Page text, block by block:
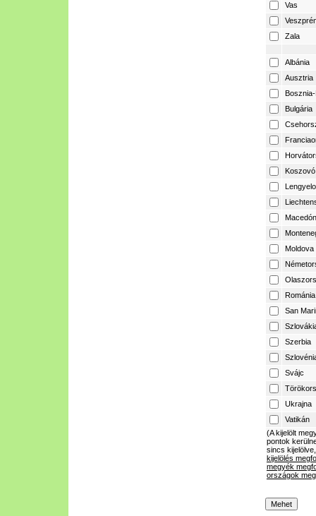
Vas
Zala
Albánia
Ausztria
Bulgária
Koszovó
Moldova
Románia
San
Szerbia
Svájc
Ukrajna
Vatikán
(A kijelölt
pontok
sincs
kijelölés
megyék
országok